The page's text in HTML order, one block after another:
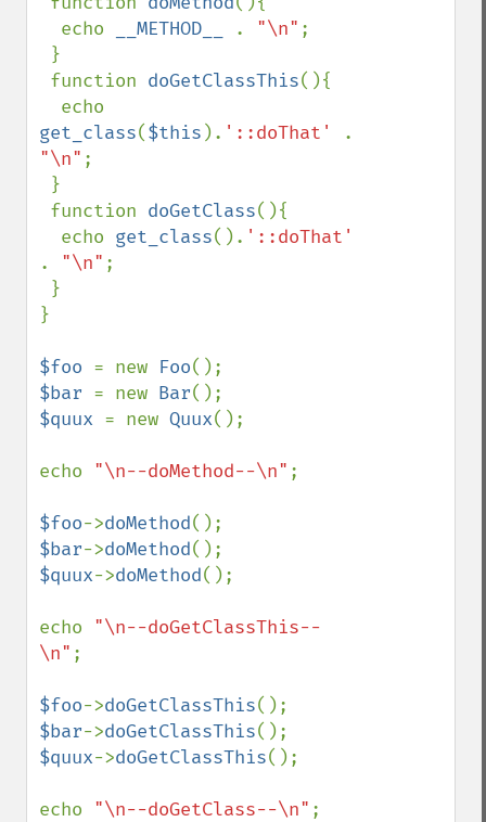
  echo
__METHOD__ . "\n" ;
function doGetClassThis(){
get_class($this ). '::doThat'
"\n" ;
function doGetClass(){
  echo
get_class().
. "\n" ;
}
$foo = new Foo
$bar = new Bar
$quux = new Quux();
echo "\n--doMethod--\n" ;
$foo->doMethod
$bar->doMethod
$quux->doMethod();
echo "\n--doGetClassThis--
\n" ;
$foo->doGetClassThis
$bar->doGetClassThis
$quux->doGetClassThis();
echo "\n--doGetClass--\n" ;